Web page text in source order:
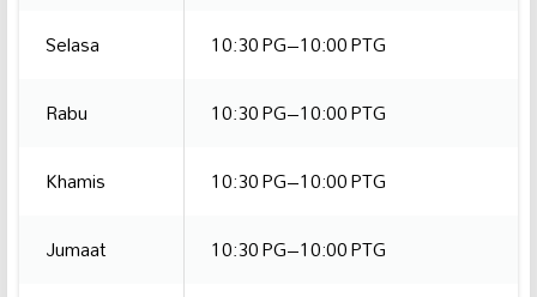
Selasa
10:30 PG–10:00 PTG
Rabu
10:30 PG–10:00 PTG
Khamis
10:30 PG–10:00 PTG
Jumaat
10:30 PG–10:00 PTG